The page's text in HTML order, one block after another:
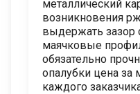
металлический
возникновения
выдержать зазор
маячковые
обязательно
опалубки цена
каждого